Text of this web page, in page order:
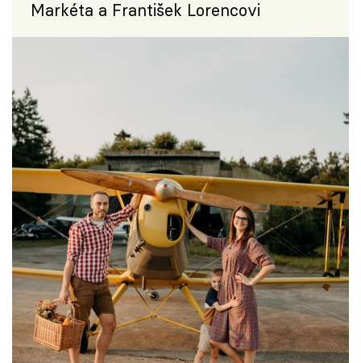
Markéta a František Lorencovi